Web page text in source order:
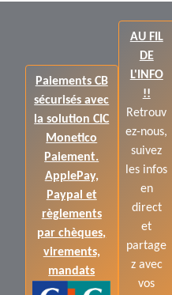
Paiements CB
sécurisés avec
la solution CIC
Monetico
Paiement.
ApplePay,
Paypal et
règlements
par chèques,
virements,
mandats
AU FIL
DE
L'INFO
!!
Retrouv
ez-nous,
suivez
les infos
en
direct
et
partage
z avec
vos